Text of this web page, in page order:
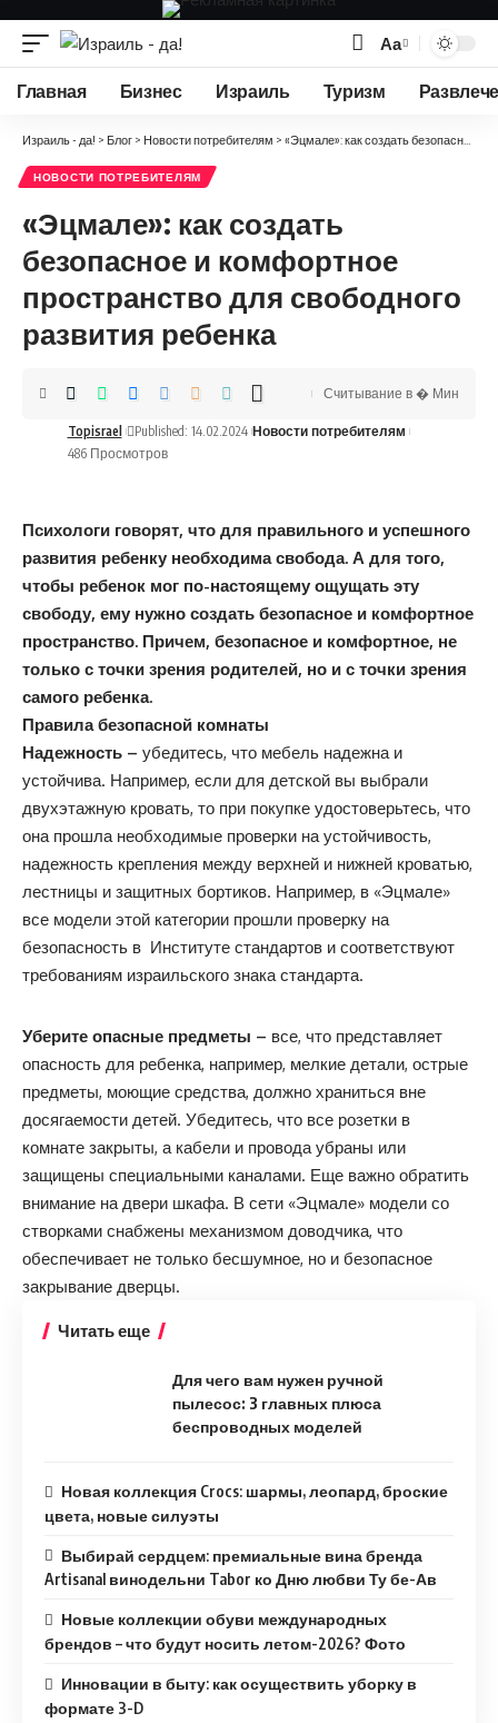
Изменение
размера
Аа
Главная Бизнес Израиль Туризм
Израиль - да! > Блог > Новости потребителям > «Эцмале»: как создать безопасное и комфортное пространство для свободного развития ребенка
НОВОСТИ ПОТРЕБИТЕЛЯМ
«Эцмале»: как создать
безопасное и комфортное
пространство для свободного
развития ребенка
Topisrael Published: 14.02.2024 Новости потребителям
486 Просмотров
Считывание в � Мин
Психологи говорят, что для правильного и успешного
развития ребенку необходима свобода. А для того,
чтобы ребенок мог по-настоящему ощущать эту
свободу, ему нужно создать безопасное и комфортное
пространство. Причем, безопасное и комфортное, не
только с точки зрения родителей, но и с точки зрения
самого ребенка.
Правила безопасной комнаты
Надежность – убедитесь, что мебель надежна и
устойчива. Например, если для детской вы выбрали
двухэтажную кровать, то при покупке удостоверьтесь, что
она прошла необходимые проверки на устойчивость,
надежность крепления между верхней и нижней кроватью,
лестницы и защитных бортиков. Например, в «Эцмале»
все модели этой категории прошли проверку на
безопасность в Институте стандартов и соответствуют
требованиям израильского знака стандарта.
Уберите опасные предметы – все, что представляет
опасность для ребенка, например, мелкие детали, острые
предметы, моющие средства, должно храниться вне
досягаемости детей. Убедитесь, что все розетки в
комнате закрыты, а кабели и провода убраны или
защищены специальными каналами. Еще важно обратить
внимание на двери шкафа. В сети «Эцмале» модели со
створками снабжены механизмом доводчика, что
обеспечивает не только бесшумное, но и безопасное
закрывание дверцы.
Читать еще
Для чего вам нужен ручной
пылесос: 3 главных плюса
беспроводных моделей
Новая коллекция Crocs: шармы, леопард, броские
цвета, новые силуэты
Выбирай сердцем: премиальные вина бренда
Artisanal винодельни Tabor ко Дню любви Ту бе-Ав
Новые коллекции обуви международных
брендов – что будут носить летом-2026? Фото
Инновации в быту: как осуществить уборку в
формате 3-D